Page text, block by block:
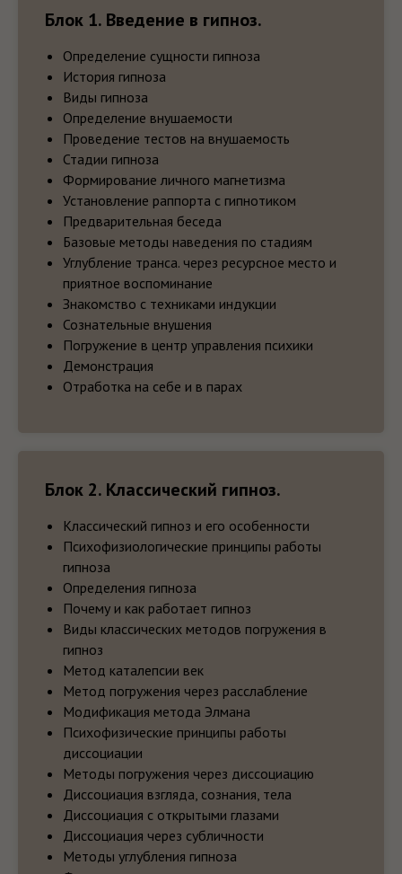
Блок 1. Введение в гипноз.
Определение сущности гипноза
История гипноза
Виды гипноза
Определение внушаемости
Проведение тестов на внушаемость
Стадии гипноза
Формирование личного магнетизма
Установление раппорта с гипнотиком
Предварительная беседа
Базовые методы наведения по стадиям
Углубление транса. через ресурсное место и
приятное воспоминание
Знакомство с техниками индукции
Сознательные внушения
Погружение в центр управления психики
Демонстрация
Отработка на себе и в парах
Блок 2. Классический гипноз.
Классический гипноз и его особенности
Психофизиологические принципы работы
гипноза
Определения гипноза
Почему и как работает гипноз
Виды классических методов погружения в
гипноз
Метод каталепсии век
Метод погружения через расслабление
Модификация метода Элмана
Психофизические принципы работы
диссоциации
Методы погружения через диссоциацию
Диссоциация взгляда, сознания, тела
Диссоциация с открытыми глазами
Диссоциация через субличности
Методы углубления гипноза
ПО ОКОНЧАНИЮ КУРСА СТУДЕНТЫ
ПОЛУЧАЮТ 2 СЕРТИФИКАТА
Сертификат о прохождении Базового
курса Гипноза и гипнотерапии
Сертификат о вступлении в членство
Независимой Ассоциации Гипнологов